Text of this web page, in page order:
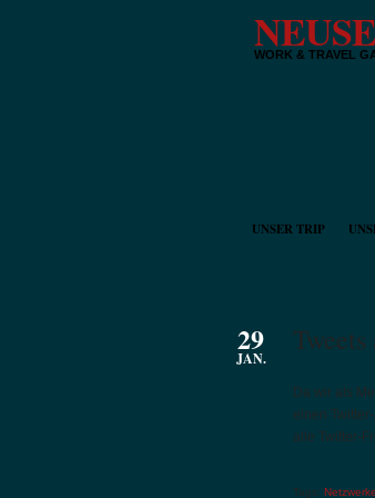
WORK & TRAVEL
UNSER TRIP
29
JAN.
Da wir als
einen
alle Twitter-
Tags: Netzwerke